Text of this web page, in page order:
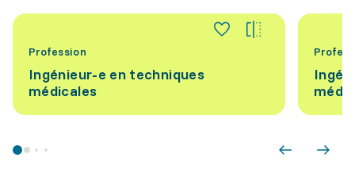
Profession
Ingénieur-e en techniques
médicales